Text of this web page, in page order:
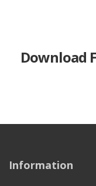
Download
Information